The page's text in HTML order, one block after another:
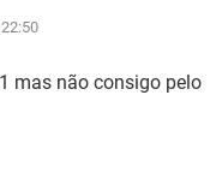
mas não consigo pelo